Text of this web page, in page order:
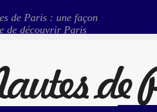
de Paris : une façon
de découvrir Paris